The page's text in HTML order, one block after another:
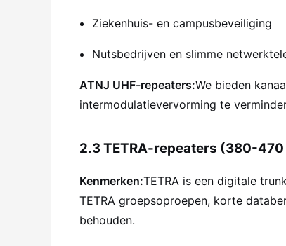
Ziekenhuis- en campusbeveiliging
Nutsbedrijven en slimme
ATNJ UHF-repeaters:We bieden
intermodulatievervorming te
2.3 TETRA-repeaters (380-470
Kenmerken:TETRA is een digitale
TETRA groepsoproepen, korte
behouden.